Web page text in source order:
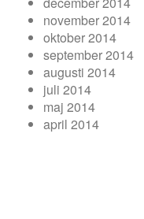
november 2014
oktober 2014
september 2014
augusti 2014
juli 2014
maj 2014
april 2014